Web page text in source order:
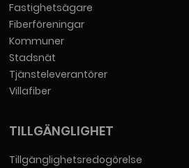
Fastighetsägare
Fiberföreningar
Kommuner
Stadsnät
Tjänsteleverantörer
Villafiber
TILLGÄNGLIGHET
Tillgänglighetsredogörelse